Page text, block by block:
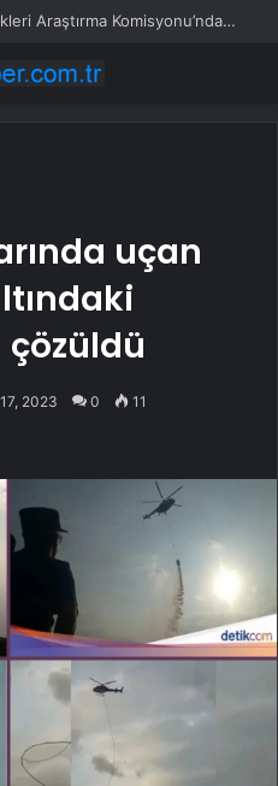
Okul Olaylarını ve Dijital Riskleri Araştırma Komisyonu’nda öğrenciler konuştu: Bir arkadaşımız zorbalığa, şantaja ve siber zorbalığa uğradığında ne yapacağını bilemiyor
uçan
çözüldü
2023 0 11